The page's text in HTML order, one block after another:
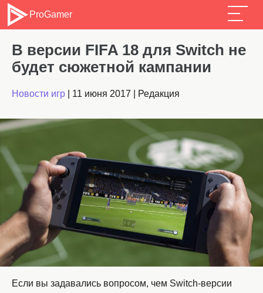
ProGamer
В версии FIFA 18 для Switch не
будет сюжетной кампании
Новости игр 11 июня 2017 Редакция
Если вы задавались вопросом, чем Switch-версии